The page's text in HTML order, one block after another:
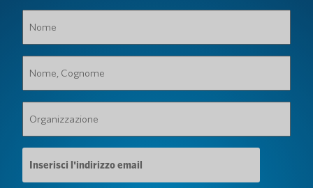
(Obbligatorio)
Cognome
(Obbligatorio)
(Obbligatorio)
Indirizzo
e-
mail